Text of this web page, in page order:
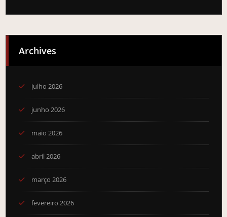
Archives
julho 2026
junho 2026
maio 2026
abril 2026
março 2026
fevereiro 2026